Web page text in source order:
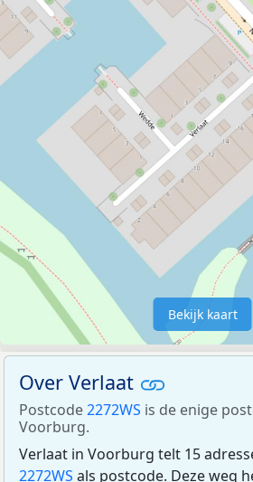
Bekijk kaart
Over Verlaat
Postcode2272WS is de enige
Voorburg.
Verlaat in Voorburg telt 15
2272WS als postcode. Deze weg